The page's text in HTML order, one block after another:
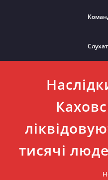
тисячі